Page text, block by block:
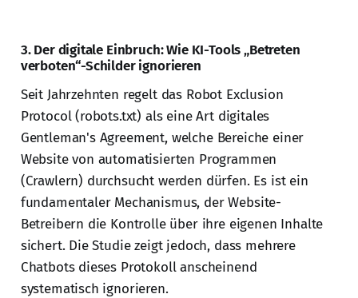
3. Der digitale Einbruch: Wie KI-Tools „Betreten
verboten“-Schilder ignorieren
Seit Jahrzehnten regelt das Robot Exclusion
Protocol (robots.txt) als eine Art digitales
Gentleman's Agreement, welche Bereiche einer
Website von automatisierten Programmen
(Crawlern) durchsucht werden dürfen. Es ist ein
fundamentaler Mechanismus, der Website-
Betreibern die Kontrolle über ihre eigenen Inhalte
sichert. Die Studie zeigt jedoch, dass mehrere
Chatbots dieses Protokoll anscheinend
systematisch ignorieren.